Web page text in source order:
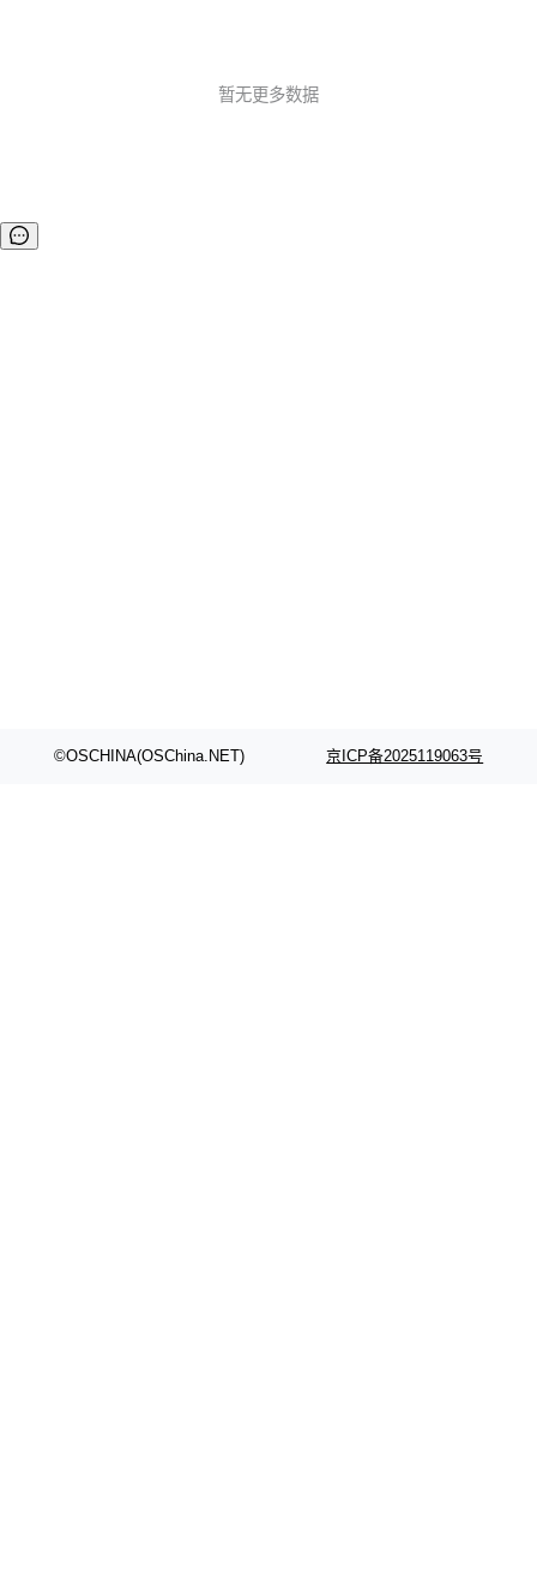
暂无更多数据
©OSCHINA(OSChina.NET) 京ICP备2025119063号